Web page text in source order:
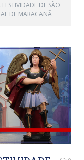
DE SÃO
DE MARACANÃ